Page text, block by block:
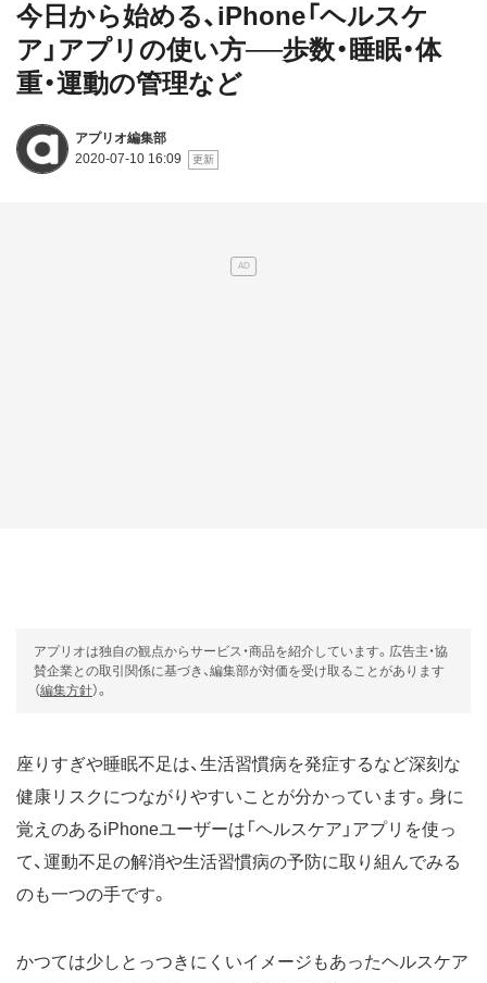
今日から始める、iPhone「ヘルスケ
ア」アプリの使い方──歩数・睡眠・体
重・運動の管理など
アプリオ編集部
2020-07-10 16:09
アプリオは独自の観点からサービス・商品を紹介しています。広告主・協
賛企業との取引関係に基づき、編集部が対価を受け取ることがあります
（編集方針）。
座りすぎや睡眠不足は、生活習慣病を発症するなど深刻な
健康リスクにつながりやすいことが分かっています。身に
覚えのあるiPhoneユーザーは「ヘルスケア」アプリを使っ
て、運動不足の解消や生活習慣病の予防に取り組んでみる
のも一つの手です。
かつては少しとっつきにくいイメージもあったヘルスケア